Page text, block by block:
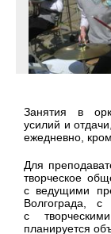
Занятия в
усилий и
ежедневно,
Для
творческое
с ведущими
Волгограда,
с
планируется